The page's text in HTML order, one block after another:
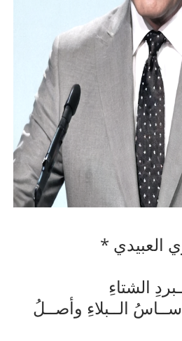
العبيدي *
الشتاءِ
وأصــلُ